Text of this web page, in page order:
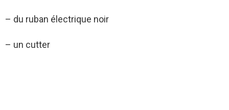
– du ruban électrique noir
– un cutter